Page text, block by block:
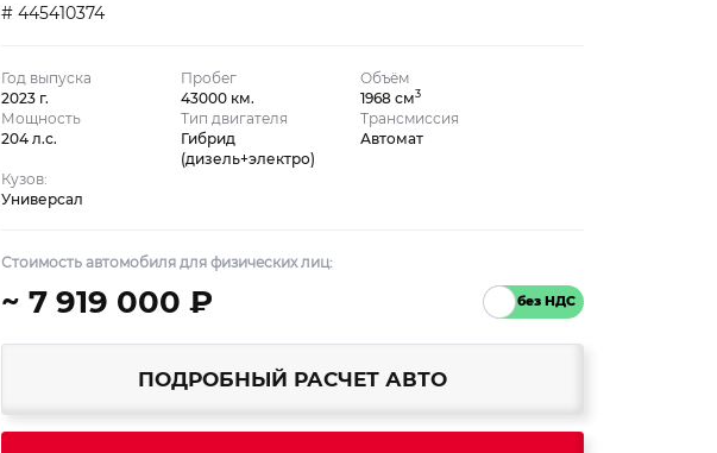
# 445410374
Год выпуска
2023 г.
Пробег
43000 км.
Объём
1968 см3
Мощность
204 л.с.
Тип двигателя
Гибрид
(дизель+электро)
Трансмиссия
Автомат
Кузов:
Универсал
Стоимость автомобиля для физических лиц:
~ 7 919 000 ₽
ПОДРОБНЫЙ РАСЧЕТ АВТО